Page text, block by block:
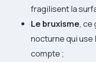
fragilisent la
Le bruxisme, ce
nocturne qui use
compte ;